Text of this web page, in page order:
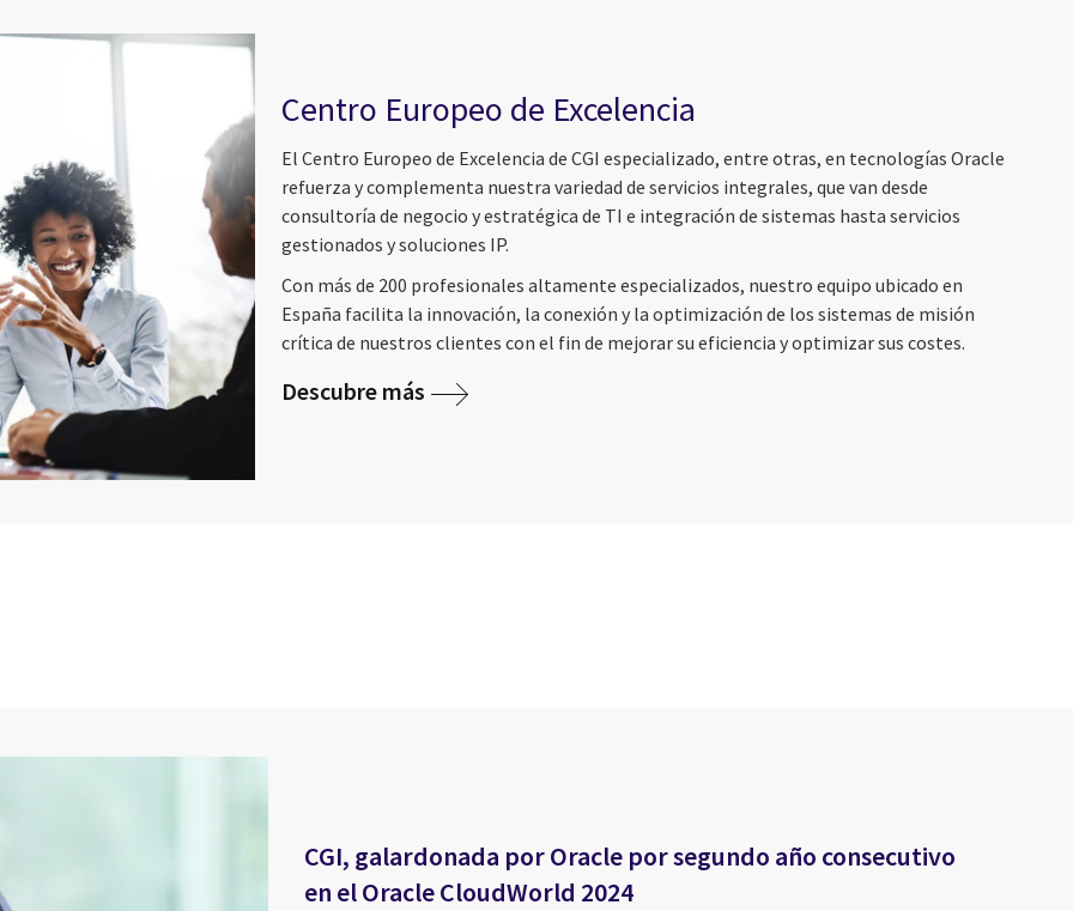
Centro Europeo de Excelencia
El Centro Europeo de Excelencia de CGI especializado, entre otras, en tecnologías Oracle
refuerza y complementa nuestra variedad de servicios integrales, que van desde
consultoría de negocio y estratégica de TI e integración de sistemas hasta servicios
gestionados y soluciones IP.
Con más de 200 profesionales altamente especializados, nuestro equipo ubicado en
España facilita la innovación, la conexión y la optimización de los sistemas de misión
crítica de nuestros clientes con el fin de mejorar su eficiencia y optimizar sus costes.
Descubre más
on Print
CGI, galardonada por Oracle por segundo año consecutivo
en el Oracle CloudWorld 2024